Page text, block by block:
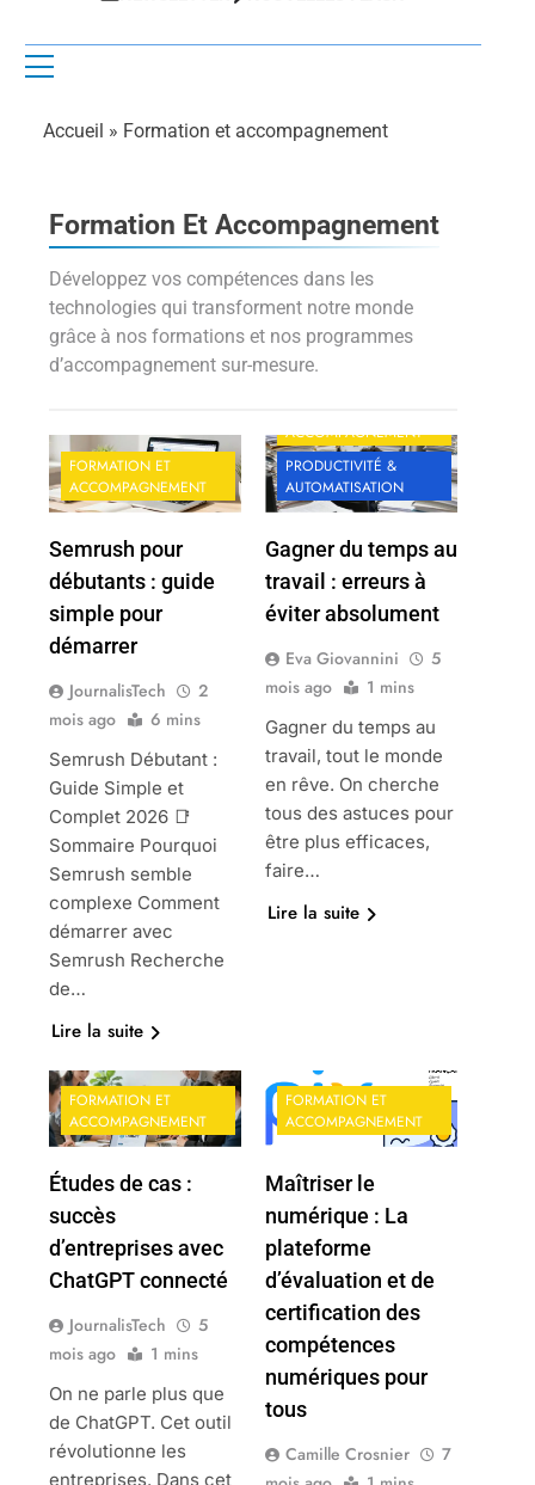
Accueil » Formation et accompagnement
Formation Et Accompagnement
Développez vos compétences dans les
technologies qui transforment notre monde
grâce à nos formations et nos programmes
d’accompagnement sur-mesure.
FORMATION ET
ACCOMPAGNEMENT
Semrush pour
débutants : guide
simple pour
démarrer
JournalisTech
2
mois ago
6 mins
Semrush Débutant :
Guide Simple et
Complet 2026 📑
Sommaire Pourquoi
Semrush semble
complexe Comment
démarrer avec
Semrush Recherche
de…
Lire la suite
ACCOMPAGNEMENT
PRODUCTIVITÉ &
AUTOMATISATION
Gagner du temps au
travail : erreurs à
éviter absolument
Eva Giovannini
5
mois ago
1 mins
Gagner du temps au
travail, tout le monde
en rêve. On cherche
tous des astuces pour
être plus efficaces,
faire…
Lire la suite
FORMATION ET
ACCOMPAGNEMENT
Études de cas :
succès
d’entreprises avec
ChatGPT connecté
JournalisTech
5
mois ago
1 mins
On ne parle plus que
de ChatGPT. Cet outil
révolutionne les
entreprises. Dans cet
FORMATION ET
ACCOMPAGNEMENT
Maîtriser le
numérique : La
plateforme
d’évaluation et de
certification des
compétences
numériques pour
tous
Camille Crosnier
7